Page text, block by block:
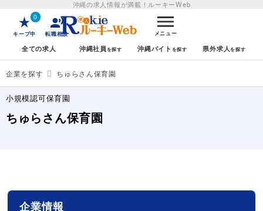
沖縄の求人情報が満載！ ルーキーWeb
0
キープ中 転職相談 メニュー
全ての求人 沖縄社員 沖縄バイト 県外求人
企業を探す ちゅらさん保育園
小規模認可保育園
ちゅらさん保育園
企業情報